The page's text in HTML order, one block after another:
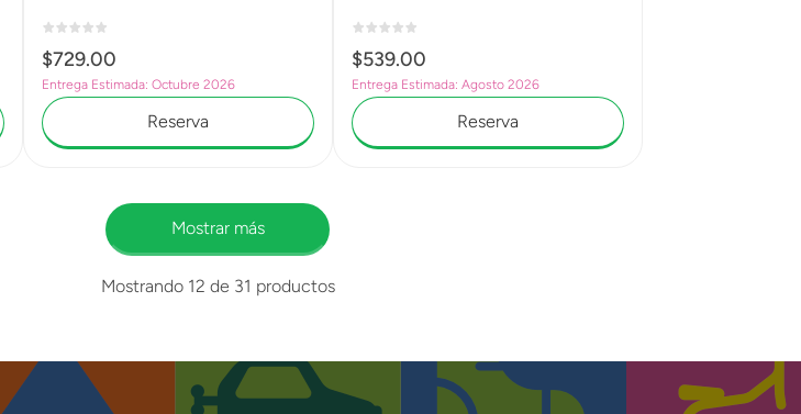
$729.00
Entrega Estimada: Octubre 2026
Reserva
$539.00
Entrega Estimada: Agosto 2026
Reserva
Mostrar más
Mostrando 12 de 31 productos